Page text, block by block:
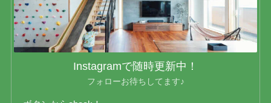
Instagramで随時更新中！
フォローお待ちしてます♪